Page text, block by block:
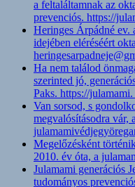
a feltaláltamnak az
prevenciós. https://
Heringes Árpádné ev.
idejében eléréséért
Ha nem találod
szerinted jó,
Paks. https://
Van sorsod, s
megvalósításodra vár,
Megelőzésként
2010. év óta, a
Julamami generációs
tudományos